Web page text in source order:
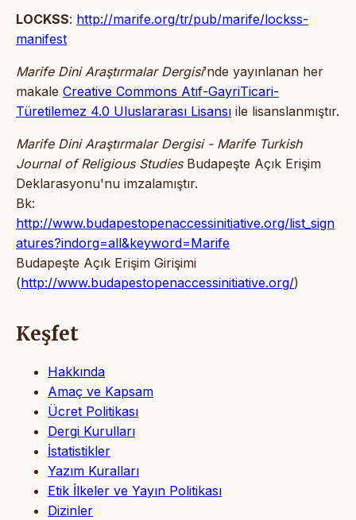
LOCKSS: http://marife.org/tr/pub/marife/lockss-
manifest
Marife Dini Araştırmalar Dergisi’nde yayınlanan her
makale Creative Commons Atıf-GayriTicari-
Türetilemez 4.0 Uluslararası Lisansı ile lisanslanmıştır.
Marife Dini Araştırmalar Dergisi - Marife Turkish
Journal of Religious StudiesBudapeşte Açık Erişim
Deklarasyonu'nu imzalamıştır.
Bk:
http://www.budapestopenaccessinitiative.org/list_sign
atures?indorg=all&keyword=Marife
Budapeşte Açık Erişim Girişimi
(http://www.budapestopenaccessinitiative.org/)
Keşfet
Hakkında
Amaç ve Kapsam
Ücret Politikası
Dergi Kurulları
İstatistikler
Yazım Kuralları
Etik İlkeler ve Yayın Politikası
Dizinler